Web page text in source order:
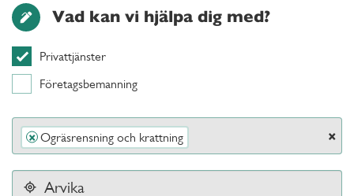
Vad kan vi hjälpa dig med?
Privattjänster
Företagsbemanning
×
× Ogräsrensning och krattning